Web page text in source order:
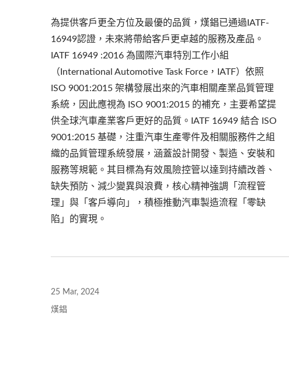
為提供客戶更全方位及最優的品質，熯錩已通過IATF-
16949認證，未來將帶給客戶更卓越的服務及產品。
IATF 16949 :2016 為國際汽車特別工作小組
（International Automotive Task Force，IATF）依照
ISO 9001:2015 架構發展出來的汽車相關產業品質管理
系統，因此應視為 ISO 9001:2015 的補充，主要希望提
供全球汽車產業客戶更好的品質。IATF 16949 結合 ISO
9001:2015 基礎，注重汽車生產零件及相關服務件之組
織的品質管理系統發展，涵蓋設計開發、製造、安裝和
服務等規範。其目標為有效風險控管以達到持續改善、
缺失預防、減少變異與浪費，核心精神強調「流程管
理」與「客戶導向」，積極推動汽車製造流程「零缺
陷」的實現。
25 Mar, 2024
熯錩
鋁合金CNC銑床